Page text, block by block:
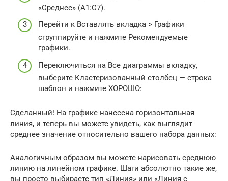
«Среднее» (A1:C7).
Перейти к Вставлять вкладка > Графики
сгруппируйте и нажмите Рекомендуемые
графики.
Переключиться на Все диаграммы вкладку,
выберите Кластеризованный столбец — строка
шаблон и нажмите ХОРОШО:
Сделанный! На графике нанесена горизонтальная
линия, и теперь вы можете увидеть, как выглядит
среднее значение относительно вашего набора данных:
Аналогичным образом вы можете нарисовать среднюю
линию на линейном графике. Шаги абсолютно такие же,
вы просто выбираете тип «Линия» или «Линия с